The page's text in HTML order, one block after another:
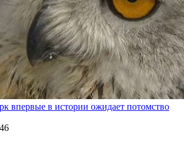
впервые в истории ожидает потомство